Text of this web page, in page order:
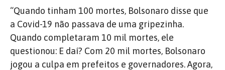
“Quando tinham 100 mortes, Bolsonaro disse que
a Covid-19 não passava de uma gripezinha.
Quando completaram 10 mil mortes, ele
questionou: E daí? Com 20 mil mortes, Bolsonaro
jogou a culpa em prefeitos e governadores. Agora,